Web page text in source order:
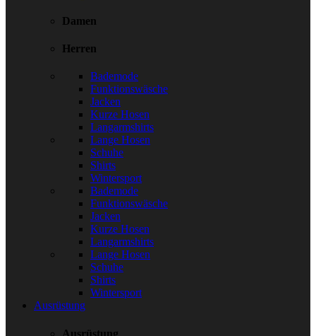
Damen
Herren
Bademode
Funktionswäsche
Jacken
Kurze Hosen
Langarmshirts
Lange Hosen
Schuhe
Shirts
Wintersport
Bademode
Funktionswäsche
Jacken
Kurze Hosen
Langarmshirts
Lange Hosen
Schuhe
Shirts
Wintersport
Ausrüstung
Ausrüstung